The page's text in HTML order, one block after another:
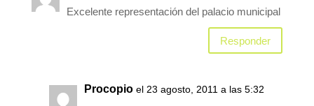
Excelente representación del palacio municipal
Responder
Procopio el 23 agosto, 2011 a las 5:32